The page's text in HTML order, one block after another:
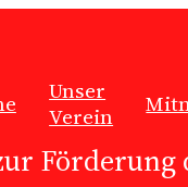
Unser
Verein
Förderung